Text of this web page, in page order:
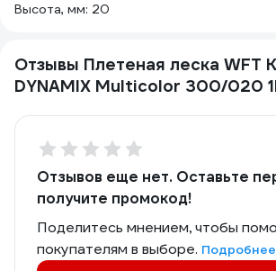
Высота, мм: 20
Отзывы Плетеная леска WFT
DYNAMIX Multicolor 300/020
Отзывов еще нет. Оставьте
получите промокод!
Поделитесь мнением, чтобы
покупателям в выборе. Подробнее